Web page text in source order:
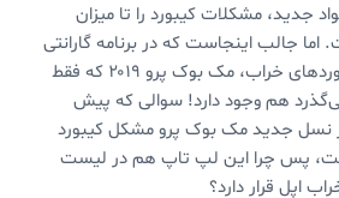
جدید، مشکلات کیبورد را تا میزان
جالب اینجاست که در برنامه گارانتی
اپل برای جایگزینی کیبوردهای خراب، مک بوک پرو ۲۰۱۹ که فقط
هم وجود دارد! سوالی که پیش
نسل جدید مک بوک پرو مشکل کیبورد
است، پس چرا این لپ تاپ هم در لیست
اپل قرار دارد؟